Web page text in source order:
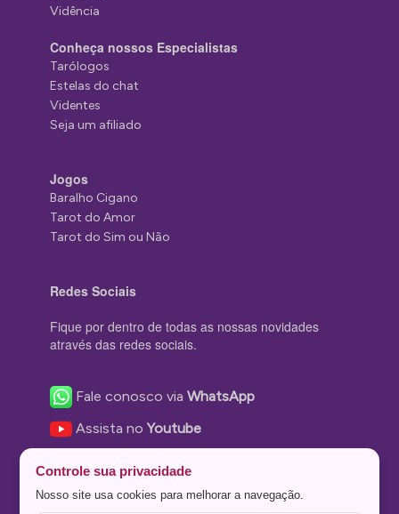
Vidência
Conheça nossos Especialistas
Tarólogos
Estelas do chat
Videntes
Seja um afiliado
Jogos
Baralho Cigano
Tarot do Amor
Tarot do Sim ou Não
Redes Sociais
Fique por dentro de todas as nossas novidades
através das redes sociais.
Fale conosco viaWhatsApp
Assista noYoutube
Nos siga no Instagram
Controle sua privacidade
Nosso site usa cookies para melhorar a navegação.